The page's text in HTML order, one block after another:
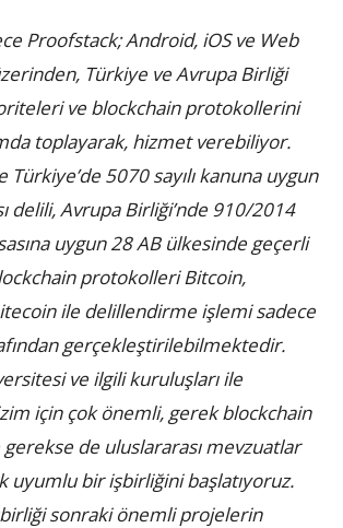
Proofstack; Android, iOS ve Web
Türkiye ve Avrupa Birliği
ve blockchain protokollerini
toplayarak, hizmet verebiliyor.
5070 sayılı kanuna uygun
delili, Avrupa Birliği’nde 910/2014
uygun 28 AB ülkesinde geçerli
protokolleri Bitcoin,
ile delillendirme işlemi sadece
gerçekleştirilebilmektedir.
ve ilgili kuruluşları ile
için çok önemli, gerek blockchain
de uluslararası mevzuatlar
uyumlu bir işbirliğini başlatıyoruz.
sonraki önemli projelerin